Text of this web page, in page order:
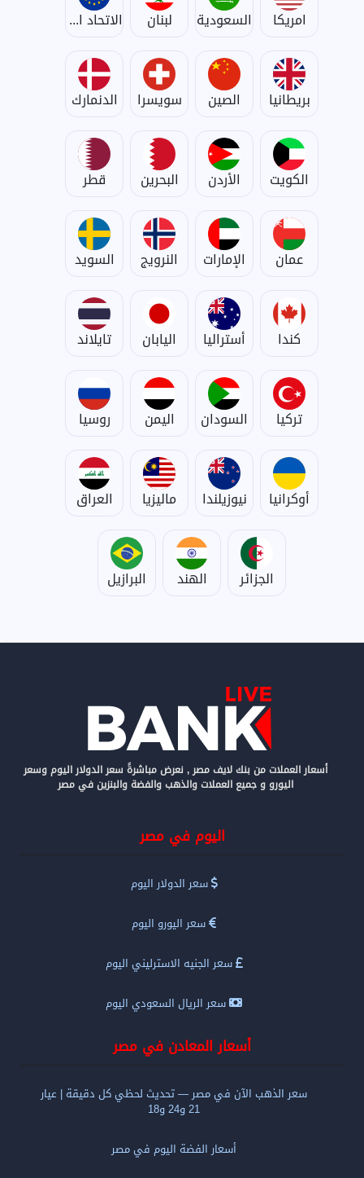
امريكا السعودية لبنان الاتحاد الأوروبي
بريطانيا الصين سويسرا الدنمارك
الكويت الأردن البحرين قطر
عمان الإمارات النرويج السويد
كندا أستراليا اليابان تايلاند
تركيا السودان اليمن روسيا
أوكرانيا نيوزيلندا ماليزيا العراق
الجزائر الهند البرازيل
أسعار العملات من بنك لايف مصر , نعرض مباشرةً سعر الدولار اليوم وسعر
اليورو و جميع العملات والذهب والفضة والبنزين في مصر
اليوم في مصر
سعر الدولار اليوم
سعر اليورو اليوم
سعر الجنيه الاسترليني اليوم
سعر الريال السعودي اليوم
أسعار المعادن في مصر
سعر الذهب الآن في مصر — تحديث لحظي كل دقيقة | عيار
21 و24 و18
أسعار الفضة اليوم في مصر